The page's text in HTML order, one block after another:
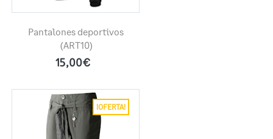
Pantalones deportivos
(ART10)
15,00€
¡OFERTA!